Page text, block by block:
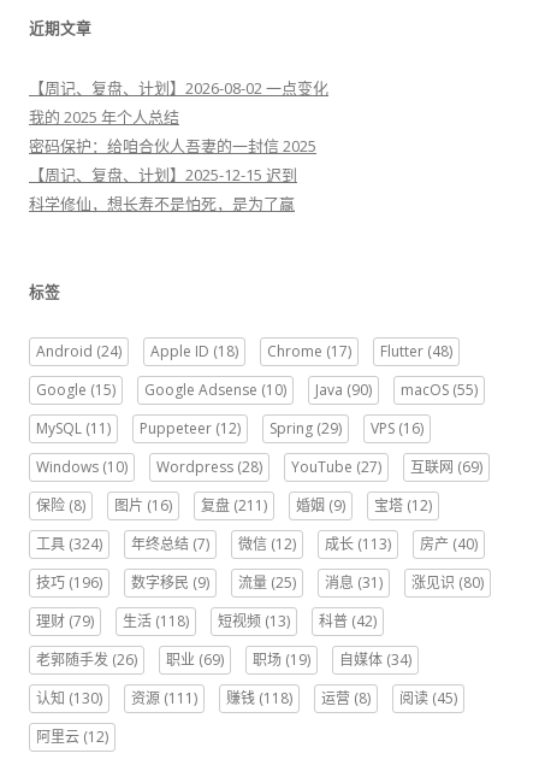
近期文章
【周记、复盘、计划】2026-08-02 一点变化
我的 2025 年个人总结
密码保护：给咱合伙人吾妻的一封信 2025
【周记、复盘、计划】2025-12-15 迟到
科学修仙，想长寿不是怕死，是为了赢
标签
Android (24) Apple ID (18) Chrome (17) Flutter (48)
Google (15) Google Adsense (10) Java (90) macOS (55)
MySQL (11) Puppeteer (12) Spring (29) VPS (16)
Windows (10) Wordpress (28) YouTube (27) 互联网 (69)
保险 (8) 图片 (16) 复盘 (211) 婚姻 (9) 宝塔 (12)
工具 (324) 年终总结 (7) 微信 (12) 成长 (113) 房产 (40)
技巧 (196) 数字移民 (9) 流量 (25) 消息 (31) 涨见识 (80)
理财 (79) 生活 (118) 短视频 (13) 科普 (42)
老郭随手发 (26) 职业 (69) 职场 (19) 自媒体 (34)
认知 (130) 资源 (111) 赚钱 (118) 运营 (8) 阅读 (45)
阿里云 (12)